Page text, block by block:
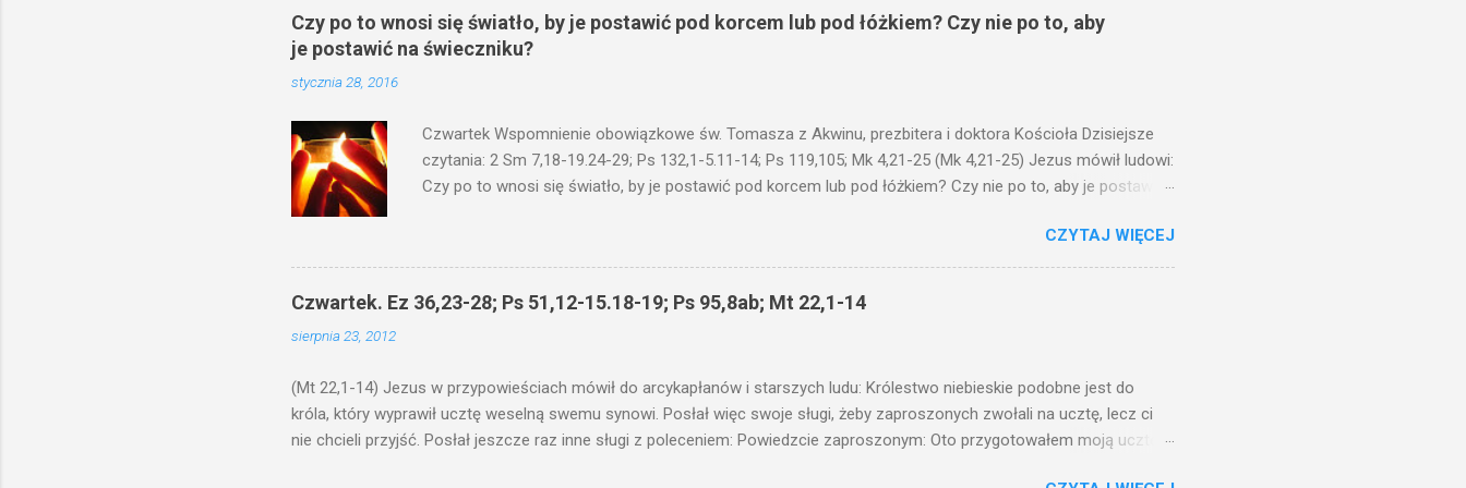
Czy po to wnosi się światło, by je postawić pod korcem lub pod łóżkiem? Czy nie po to, aby
je postawić na świeczniku?
stycznia 28, 2016
Czwartek Wspomnienie obowiązkowe św. Tomasza z Akwinu, prezbitera i doktora Kościoła Dzisiejsze
czytania: 2 Sm 7,18-19.24-29; Ps 132,1-5.11-14; Ps 119,105; Mk 4,21-25 (Mk 4,21-25) Jezus mówił ludowi:
Czy po to wnosi się światło, by je postawić pod korcem lub pod łóżkiem? Czy nie po to, aby je postawić
niechaj słucha. I mówił im: Uważajcie na to, czego słuchacie. Taką samą miarą, jaką wy mierzycie,
odmierzą wam i jeszcze wam dołożą. Bo kto ma, temu będzie dane; a kto nie ma, pozbawią go i tego, co
ma. W dzisiejszym fragmencie z Ewangelii Jezus kontynuuje przypowieści.... Czy po to wnosi się światło,
by je postawić pod korcem lub pod łóżkiem? Czy nie po to, aby je postawić na świeczniku? Nie ma
CZYTAJ WIĘCEJ
Czwartek. Ez 36,23-28; Ps 51,12-15.18-19; Ps 95,8ab; Mt 22,1-14
sierpnia 23, 2012
(Mt 22,1-14) Jezus w przypowieściach mówił do arcykapłanów i starszych ludu: Królestwo niebieskie podobne jest do
króla, który wyprawił ucztę weselną swemu synowi. Posłał więc swoje sługi, żeby zaproszonych zwołali na ucztę, lecz ci
nie chcieli przyjść. Posłał jeszcze raz inne sługi z poleceniem: Powiedzcie zaproszonym: Oto przygotowałem moją ucztę: